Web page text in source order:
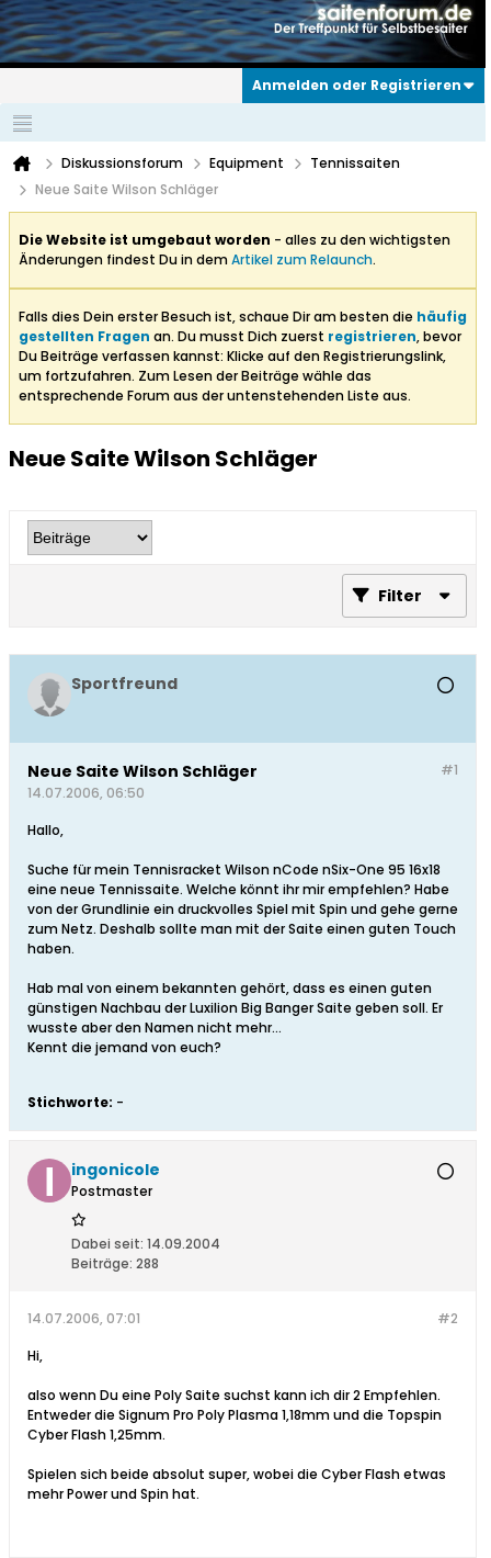
Anmelden oder Registrieren
Diskussionsforum Equipment
Tennissaiten
Neue Saite Wilson Schläger
Die Website ist umgebaut worden - alles zu den wichtigsten
Änderungen findest Du in demArtikel zum Relaunch.
Falls dies Dein erster Besuch ist, schaue Dir am besten die häufig
gestellten Fragen an. Du musst Dich zuerst registrieren, bevor
Du Beiträge verfassen kannst: Klicke auf den Registrierungslink,
um fortzufahren. Zum Lesen der Beiträge wähle das
entsprechende Forum aus der untenstehenden Liste aus.
Neue Saite Wilson Schläger
Filter
Sportfreund
#1
Neue Saite Wilson Schläger
14.07.2006, 06:50
Hallo,
Suche für mein Tennisracket Wilson nCode nSix-One 95 16x18
eine neue Tennissaite. Welche könnt ihr mir empfehlen? Habe
von der Grundlinie ein druckvolles Spiel mit Spin und gehe gerne
zum Netz. Deshalb sollte man mit der Saite einen guten Touch
haben.
Hab mal von einem bekannten gehört, dass es einen guten
günstigen Nachbau der Luxilion Big Banger Saite geben soll. Er
wusste aber den Namen nicht mehr...
Kennt die jemand von euch?
Stichworte: -
ingonicole
Postmaster
Dabei seit: 14.09.2004
Beiträge: 288
#2
14.07.2006, 07:01
Hi,
also wenn Du eine Poly Saite suchst kann ich dir 2 Empfehlen.
Entweder die Signum Pro Poly Plasma 1,18mm und die Topspin
Cyber Flash 1,25mm.
Spielen sich beide absolut super, wobei die Cyber Flash etwas
mehr Power und Spin hat.